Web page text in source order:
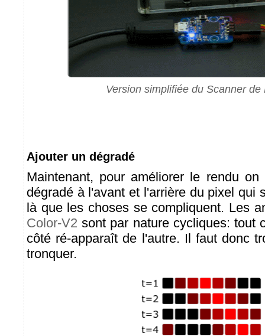
Version simplifiée du Scanner de
Ajouter un dégradé
Maintenant, pour améliorer le rendu
dégradé à l'avant et l'arrière du pixel qui
là que les choses se compliquent. Les
Color-V2 sont par nature cycliques: tout
côté ré-apparaît de l'autre. Il faut donc
tronquer.